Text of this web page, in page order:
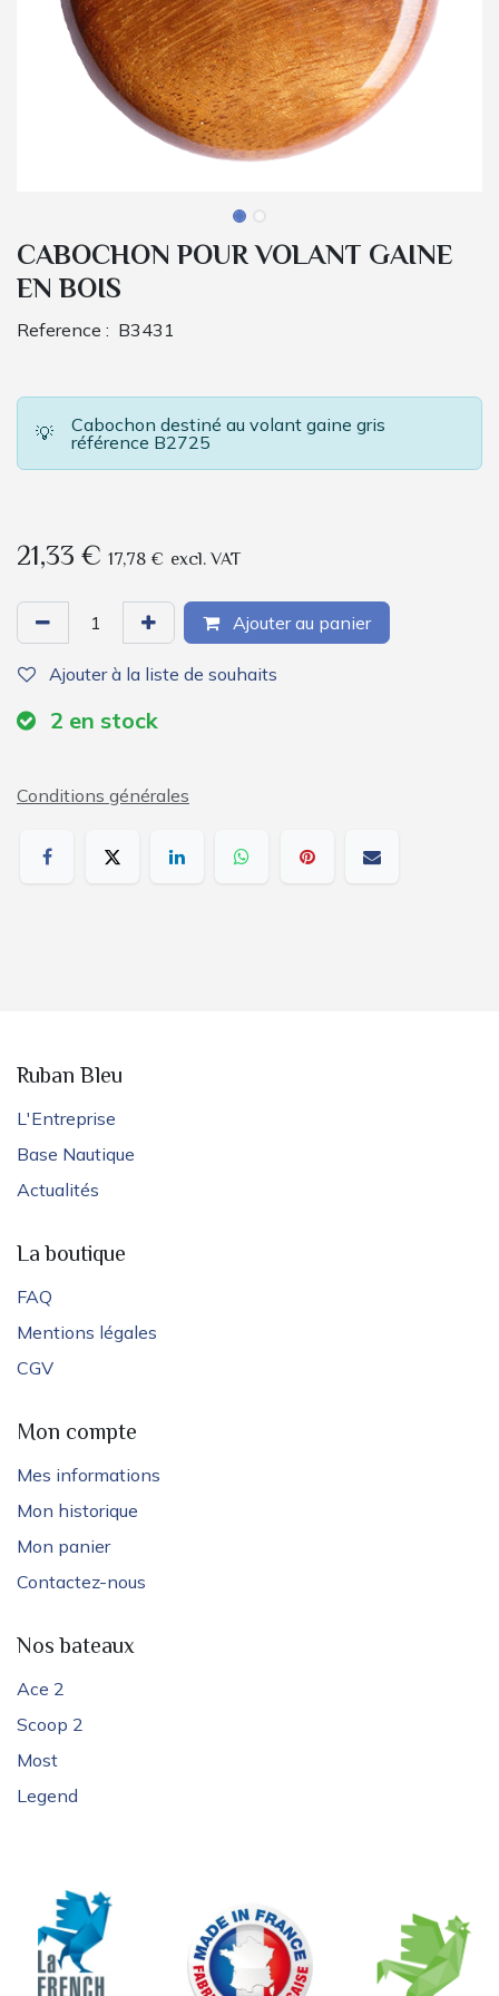
CABOCHON POUR VOLANT GAINE
EN BOIS
Reference : B3431
💡
Cabochon destiné au volant gaine gris
référence B2725
21,33€ 17,78 € excl. VAT
Ajouter au panier
Ajouter à la liste de souhaits
2 en stock
Conditions générales
Ruban Bleu
L'Entreprise
Base Nautique
Actualités
La boutique
FAQ
Mentions légales
CGV
Mon compte
Mes informations
Mon historique
Mon panier
Contactez-nous
Nos bateaux
Ace 2
Scoop 2
Most
Legend